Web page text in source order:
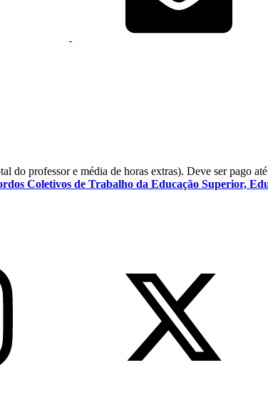
do professor e média de horas extras). Deve ser pago
Coletivos de Trabalho da Educação Superior,